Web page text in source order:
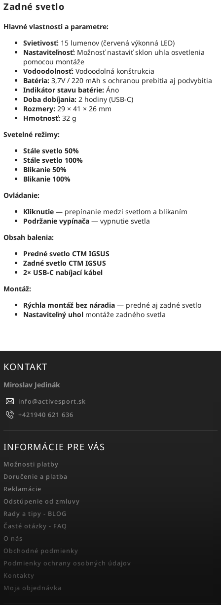
Zadné svetlo
Hlavné vlastnosti a parametre:
Svietivosť: 15 lumenov (červená výkonná LED)
Nastaviteľnosť: Možnosť nastaviť sklon uhla osvetlenia
pomocou montáže
Vodoodolnosť: Vodoodolná konštrukcia
Batéria: 3,7V / 220 mAh s ochranou prebitia aj podvybitia
Indikátor stavu batérie: Áno
Doba dobíjania: 2 hodiny (USB-C)
Rozmery: 29 × 41 × 26 mm
Hmotnosť: 32 g
Svetelné režimy:
Stále svetlo 50%
Stále svetlo 100%
Blikanie 50%
Blikanie 100%
Ovládanie:
Kliknutie — prepínanie medzi svetlom a blikaním
Podržanie vypínača — vypnutie svetla
Obsah balenia:
Predné svetlo CTM IGSUS
Zadné svetlo CTM IGSUS
2× USB-C nabíjací kábel
Montáž:
Rýchla montáž bez náradia — predné aj zadné svetlo
Nastaviteľný uhol montáže zadného svetla
KONTAKT
Miroslav Jedinák
info@activesport.sk
+421940 621 636
INFORMÁCIE PRE VÁS
Možnosti platby
Doručenie a platba
Reklamácie
Odstúpenie od zmluvy
Rady a tipy - BLOG
Časté otázky - FAQ
O nás
Obchodné podmienky
Podmienky ochrany osobných údajov
Kontakty
Moja objednávka